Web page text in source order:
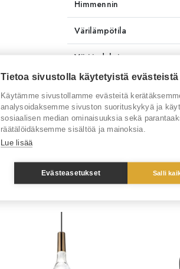
Himmennin
Värilämpötila
Väri-indeksi
Toimitusaika
Tuotenumero
Tuotemerkki
Sinua saattaisi
Tietoa sivustolla käytetyistä evästeistä
Käytämme sivustollamme evästeitä
analysoidaksemme sivuston suorituskykyä ja
sosiaalisen median ominaisuuksia sekä
räätälöidäksemme sisältöä ja mainoksia.
Lue lisää
Evästeasetukset Salli